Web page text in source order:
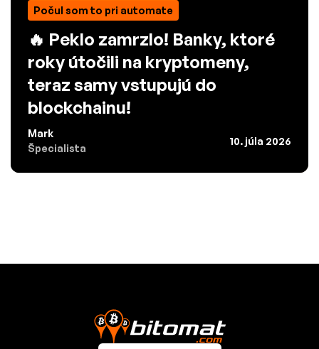
Počul som to pri automate
🔥 Peklo zamrzlo! Banky, ktoré
roky útočili na kryptomeny,
teraz samy vstupujú do
blockchainu!
Mark
Špecialista
10. júla 2026